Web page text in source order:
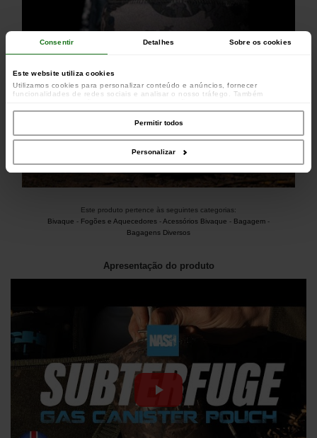
Consentir Detalhes Sobre os cookies
Este website utiliza cookies
Utilizamos cookies para personalizar conteúdo e anúncios, fornecer
funcionalidades de redes sociais e analisar o nosso tráfego. Também
parceiros de redes sociais, de publicidade e de análise, que as podem combinar
com outras informações que lhes forneceu ou recolhidas por estes a partir da
sua utilização dos respetivos serviços.
Permitir todos
Personalizar
Este produto pertence às seguintes categorias:
Bivaque - Fogões e Aquecedores - Acessórios Bivaque - Bagagem -
Bagagens Diversos
Apresentação do produto